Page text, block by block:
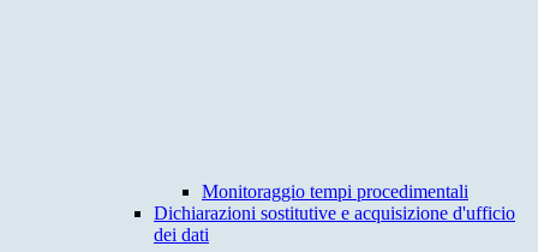
Monitoraggio tempi procedimentali
Dichiarazioni sostitutive e acquisizione d'ufficio
dei dati